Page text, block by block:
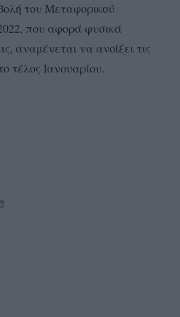
του Μεταφορικού
που αφορά φυσικά
αναμένεται να ανοίξει τις
τέλος Ιανουαρίου.